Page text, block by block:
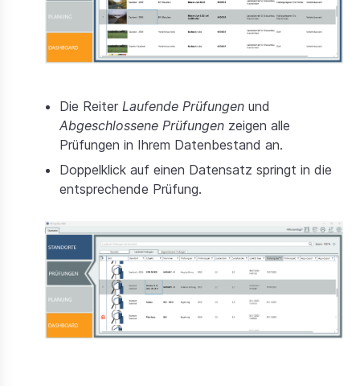
Die Reiter Laufende Prüfungenund
Abgeschlossene Prüfungenzeigen alle
Prüfungen in Ihrem Datenbestand an.
Doppelklick auf einen Datensatz springt in die
entsprechende Prüfung.